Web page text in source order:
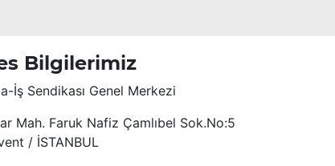
Bilgilerimiz
İş Sendikası Genel Merkezi
Mah. Faruk Nafiz Çamlıbel Sok.No:5
/ İSTANBUL